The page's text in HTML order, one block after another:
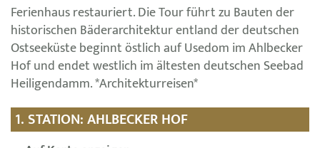
Ferienhaus restauriert. Die Tour führt zu Bauten der
historischen Bäderarchitektur entland der deutschen
Ostseeküste beginnt östlich auf Usedom im Ahlbecker
Hof und endet westlich im ältesten deutschen Seebad
Heiligendamm. *Architekturreisen*
1. STATION: AHLBECKER HOF